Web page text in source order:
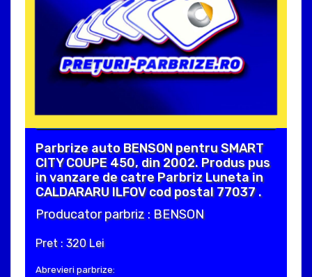
Parbrize auto BENSON pentru SMART
CITY COUPE 450, din 2002. Produs pus
in vanzare de catre Parbriz Luneta in
CALDARARU ILFOV cod postal 77037 .
Producator parbriz : BENSON
Pret : 320 Lei
Abrevieri parbrize: